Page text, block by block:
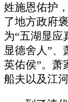
姓施恩佑护
了地方政府
为“五湖显应
显德舍人”、
英佑侯”。萧
船夫以及江